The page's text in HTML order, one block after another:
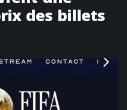
des billets